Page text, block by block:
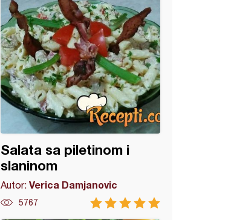
Salata sa piletinom i
slaninom
Autor:Verica Damjanovic
5767